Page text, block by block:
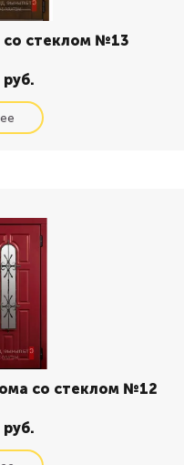
со стеклом №13
со стеклом №12